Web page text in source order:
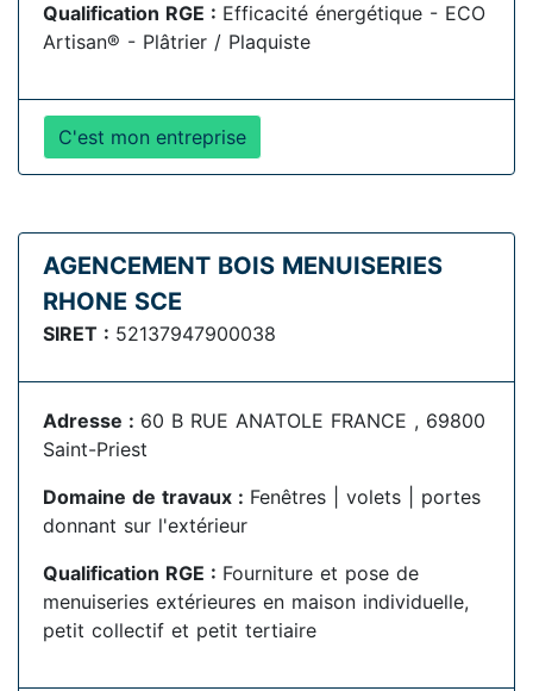
Qualification RGE : Efficacité énergétique - ECO
Artisan® - Plâtrier / Plaquiste
C'est mon entreprise
AGENCEMENT BOIS MENUISERIES
RHONE SCE
SIRET : 52137947900038
Adresse : 60 B RUE ANATOLE FRANCE , 69800
Saint-Priest
Domaine de travaux : Fenêtres | volets | portes
donnant sur l'extérieur
Qualification RGE : Fourniture et pose de
menuiseries extérieures en maison individuelle,
petit collectif et petit tertiaire